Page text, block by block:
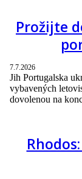
Prožijte
7.7.2026
Jih Portugalska
vybavených
dovolenou na